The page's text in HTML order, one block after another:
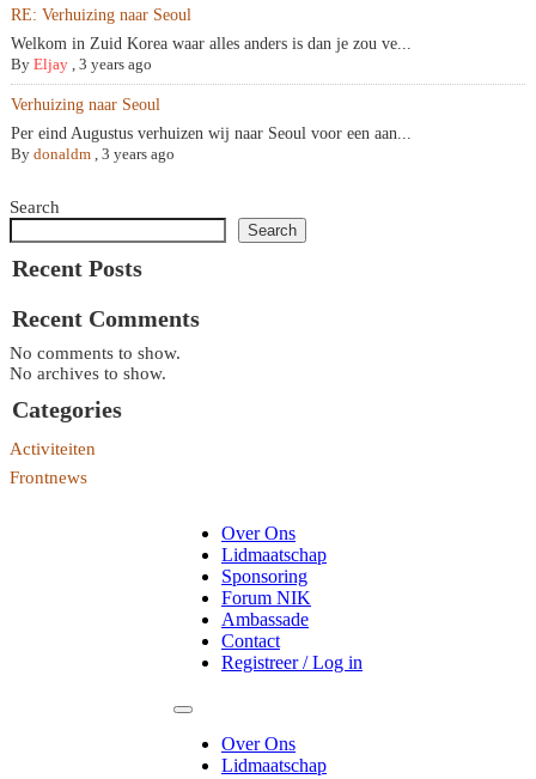
RE: Verhuizing naar Seoul
Welkom in Zuid Korea waar alles anders is dan je zou ve...
By Eljay , 3 years ago
Verhuizing naar Seoul
Per eind Augustus verhuizen wij naar Seoul voor een aan...
By donaldm , 3 years ago
Search
Search
Recent Posts
Recent Comments
No comments to show.
No archives to show.
Categories
Activiteiten
Frontnews
Over Ons
Lidmaatschap
Sponsoring
Forum NIK
Ambassade
Contact
Registreer / Log in
Over Ons
Lidmaatschap